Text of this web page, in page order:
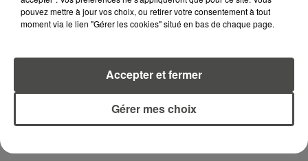
RECEVEZ LES ALERTES INFOS DE LA RÉDACTION
EN TÉLÉCHARGEANT L'APPLICATION MOBILE
LA RÉDACTION
pouvez mettre à jour vos choix, ou retirer votre consentement à tout
moment via le lien "Gérer les cookies" situé en bas de chaque page.
Gérer mes choix
Accepter et fermer